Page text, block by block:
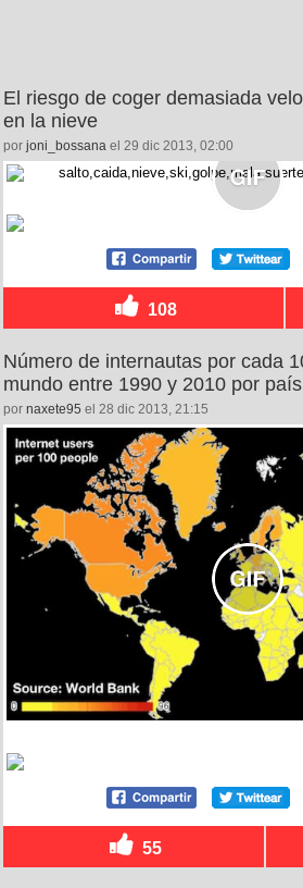
El riesgo de coger demasiada
en la nieve
por joni_bossana el 29 dic 2013, 02:00
108
Número de internautas por cada
mundo entre 1990 y 2010 por país
por naxete95 el 28 dic 2013, 21:15
55